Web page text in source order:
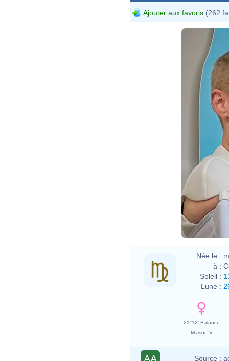
Ajouter aux favoris (262
Née le :
à :
Soleil :
Lune :
21°12' Balance
Maison V
Source :